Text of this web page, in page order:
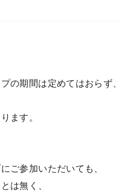
の期間は定めてはおらず、
ます。
ご参加いただいても、
は無く、